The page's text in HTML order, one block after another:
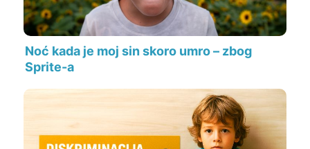
Noć kada je moj sin skoro umro – zbog
Sprite-a